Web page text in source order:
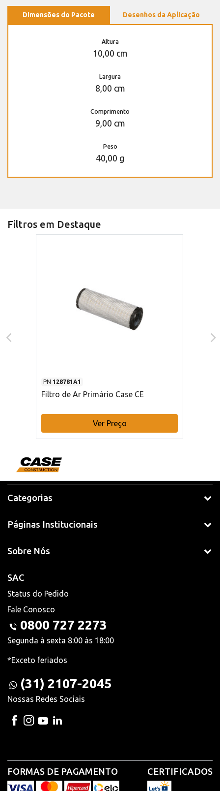
Dimensões do Pacote Desenhos da Aplicação
Altura
10,00 cm
Largura
8,00 cm
Comprimento
9,00 cm
Peso
40,00 g
Filtros em Destaque
PN 128781A1
Filtro de Ar Primário Case CE
Ver Preço
Categorias
Páginas Institucionais
Sobre Nós
SAC
Status do Pedido
Fale Conosco
0800 727 2273
Segunda à sexta 8:00 às 18:00
*Exceto feriados
(31) 2107-2045
Nossas Redes Sociais
FORMAS DE PAGAMENTO CERTIFICADOS